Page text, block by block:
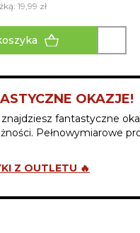
19,99 zł
OKAZJE!
fantastyczne
Pełnowymiarowe
Z OUTLETU 🔥